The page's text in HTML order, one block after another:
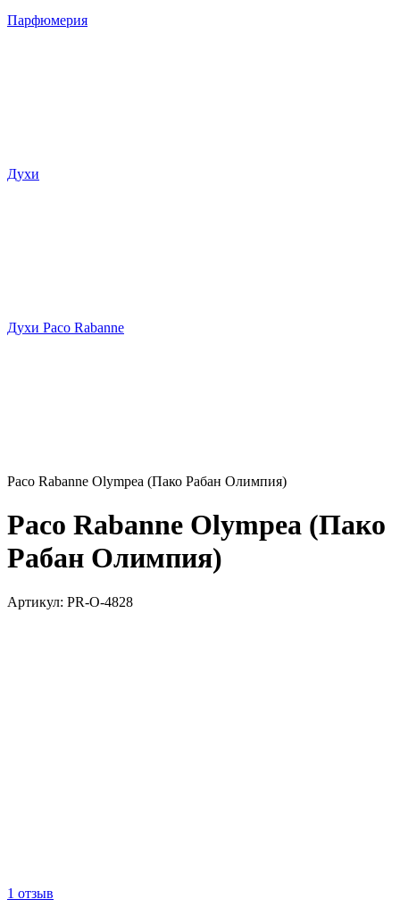
Парфюмерия
Духи
Духи Paco Rabanne
Paco Rabanne Olympea (Пако Рабан Олимпия)
Paco Rabanne Olympea (Пако
Рабан Олимпия)
Артикул: PR-O-4828
1 отзыв